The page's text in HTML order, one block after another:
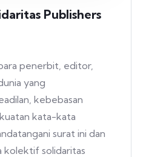
Publishers
penerbit, editor,
yang
kebebasan
kata-kata
surat ini dan
kolektif solidaritas